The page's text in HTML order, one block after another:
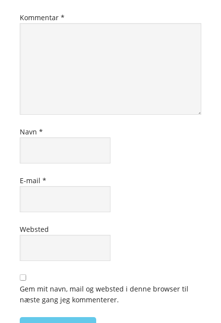
Kommentar *
Navn *
E-mail *
Websted
Gem mit navn, mail og websted i denne browser til
næste gang jeg kommenterer.